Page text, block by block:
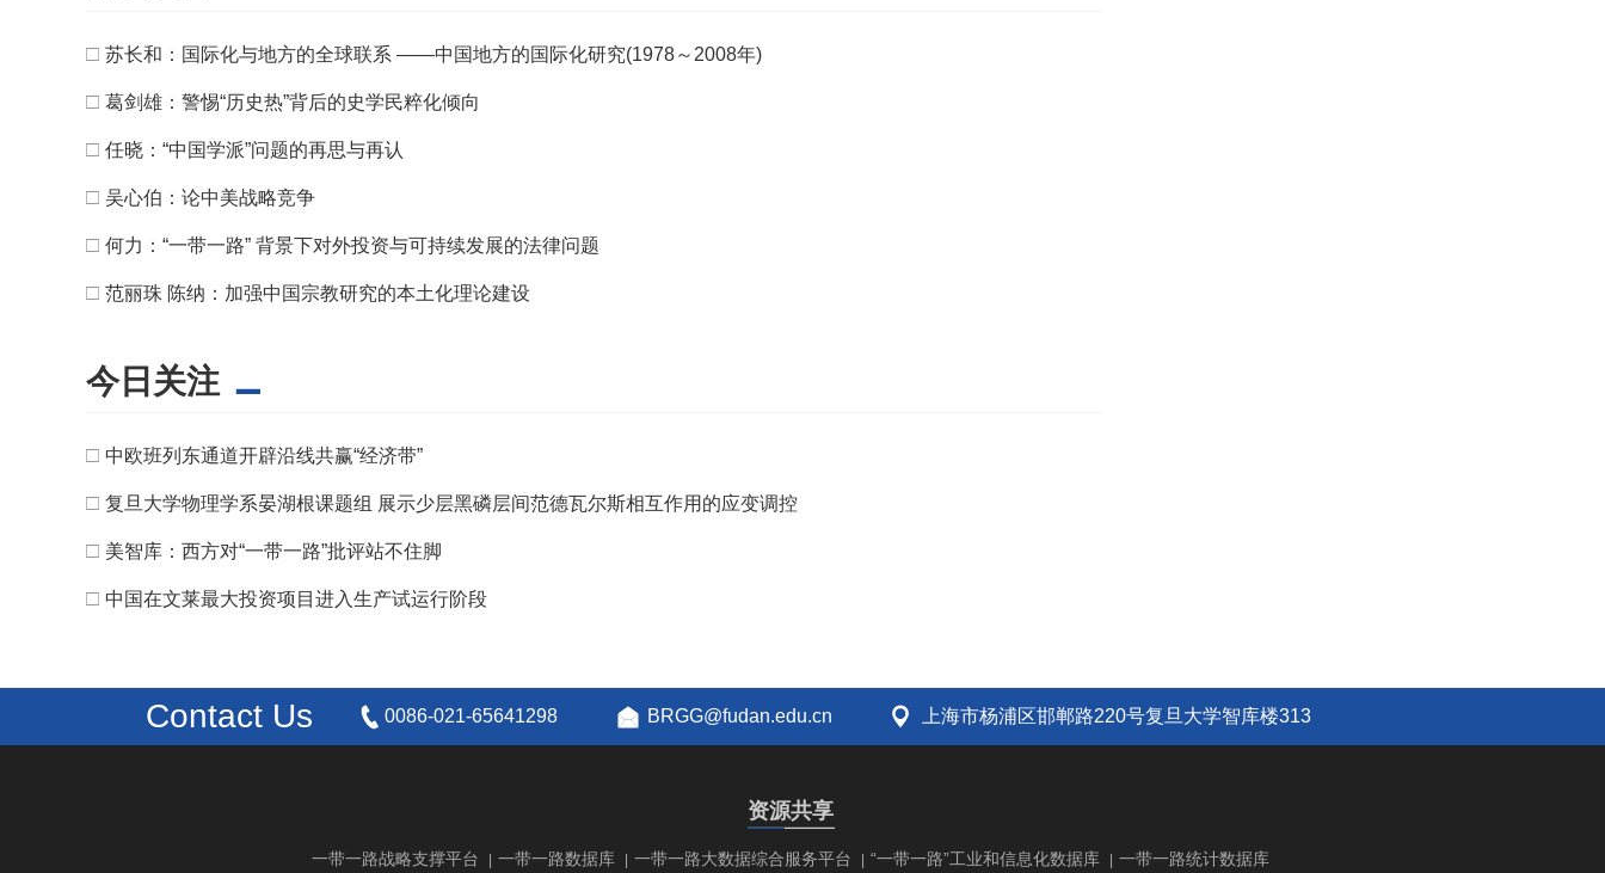
□ 苏长和：国际化与地方的全球联系 ——中国地方的国际化研究(1978～2008年)
□ 葛剑雄：警惕“历史热”背后的史学民粹化倾向
□ 任晓：“中国学派”问题的再思与再认
□ 吴心伯：论中美战略竞争
□ 何力：“一带一路” 背景下对外投资与可持续发展的法律问题
□ 范丽珠 陈纳：加强中国宗教研究的本土化理论建设
今日关注
□ 中欧班列东通道开辟沿线共赢“经济带”
□ 复旦大学物理学系晏湖根课题组 展示少层黑磷层间范德瓦尔斯相互作用的应变调控
□ 美智库：西方对“一带一路”批评站不住脚
□ 中国在文莱最大投资项目进入生产试运行阶段
Contact Us 0086-021-65641298 BRGG@fudan.edu.cn 上海市杨浦区邯郸路220号复旦大学智库楼313
资源共享
一带一路战略支撑平台 一带一路数据库 一带一路大数据综合服务平台 “一带一路”工业和信息化数据库 一带一路统计数据库